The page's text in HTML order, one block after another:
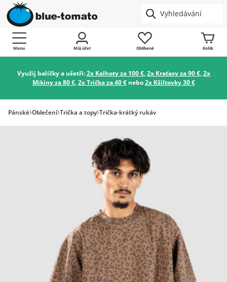
Menu Můj účet Oblíbené Košík
Využij balíčky a ušetři:2x Kalhoty za 100 €,2x Kraťasy za 90 €,2x
Mikiny za 80 €,2x Trička za 40 €nebo2x Kšiltovky 30 €
Pánské Oblečení Trička a topy Trička-krátký rukáv